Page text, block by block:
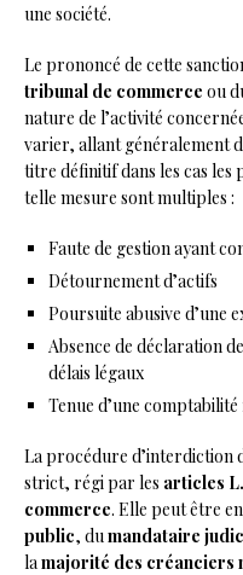
une société.
Le prononcé de cette
tribunal de commerce ou
nature de l’activité
varier, allant généralement
titre définitif dans les cas les
telle mesure sont multiples :
Faute de gestion ayant
Détournement d’actifs
Poursuite abusive d’une
Absence de déclaration
délais légaux
Tenue d’une
La procédure d’interdiction
strict, régi par les articles
commerce. Elle peut être
public, dumandataire
la majorité des créanciers